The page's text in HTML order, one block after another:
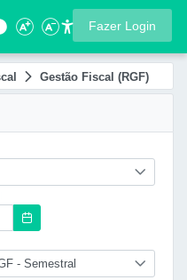
Fazer Login
Gestão Fiscal (RGF)
- Semestral